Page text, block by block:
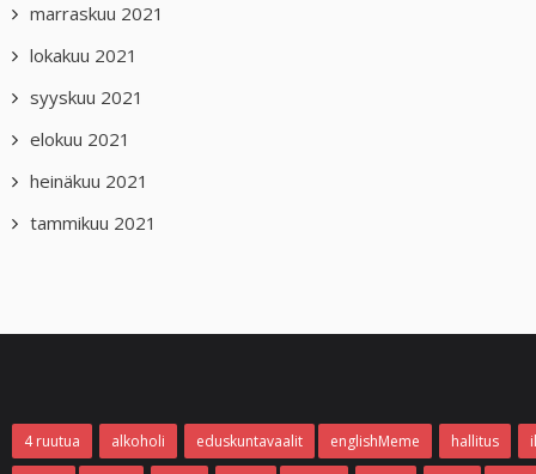
marraskuu 2021
lokakuu 2021
syyskuu 2021
elokuu 2021
heinäkuu 2021
tammikuu 2021
4 ruutua alkoholi eduskuntavaalit englishMeme hallitus